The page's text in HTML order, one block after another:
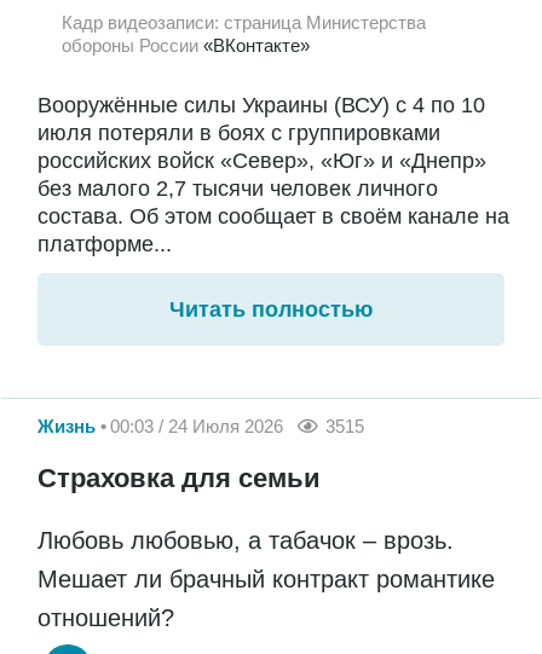
Кадр видеозаписи: страница Министерства
обороны России «ВКонтакте»
Вооружённые силы Украины (ВСУ) с 4 по 10
июля потеряли в боях с группировками
российских войск «Север», «Юг» и «Днепр»
без малого 2,7 тысячи человек личного
состава. Об этом сообщает в своём канале на
платформе...
Читать полностью
Жизнь 00:03 / 24 Июля 2026 3515
Страховка для семьи
Любовь любовью, а табачок – врозь.
Мешает ли брачный контракт романтике
отношений?